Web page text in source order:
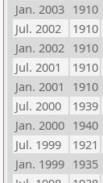
Jan. 2003 1910
Jul. 2002
1910
Jan. 2002 1910
Jul. 2001
1910
Jan. 2001
1910
Jul. 2000
1939
Jan. 2000 1940
Jul. 1999
1921
Jan. 1999 1935